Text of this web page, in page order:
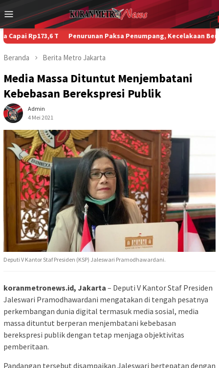
ke
konten
Menu
Mobile
T Penurunan Paksa Penumpang, Kecelakaan Beruntun,
Beranda Berita Metro Jakarta
Media Massa Dituntut Menjembatani
Kebebasan Berekspresi Publik
Admin
4 Mei 2021
Deputi V Kantor Staf Presiden (KSP) Jaleswari Pramodhawardani.
koranmetronews.id, Jakarta – Deputi V Kantor Staf Presiden
Jaleswari Pramodhawardani mengatakan di tengah pesatnya
perkembangan dunia digital termasuk media sosial, media
massa dituntut berperan menjembatani kebebasan
berekspresi publik dengan tetap menjaga objektivitas
pemberitaan.
Pandangan tersebut disampaikan Jaleswari bertepatan dengan